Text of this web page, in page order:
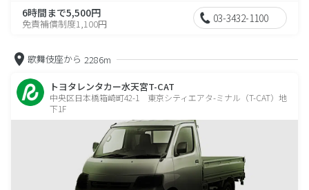
6時間まで5,500円
免責補償制度1,100円 03-3432-1100
歌舞伎座から 2286m
トヨタレンタカー水天宮T-CAT
中央区日本橋箱崎町42-1 東京シティエアタ-ミナル（T-CAT）地
下1F